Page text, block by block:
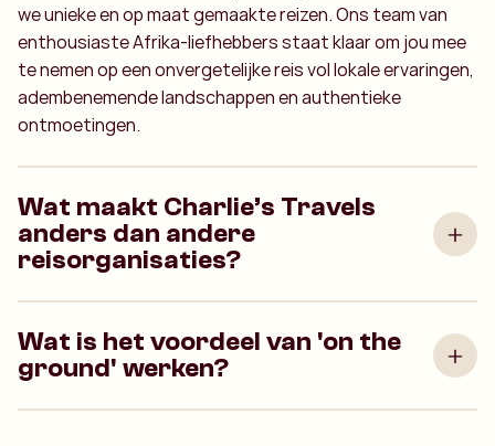
we unieke en op maat gemaakte reizen. Ons team van
enthousiaste Afrika-liefhebbers staat klaar om jou mee
te nemen op een onvergetelijke reis vol lokale ervaringen,
adembenemende landschappen en authentieke
ontmoetingen.
Wat maakt Charlie’s Travels
anders dan andere
reisorganisaties?
Wat is het voordeel van 'on the
ground' werken?